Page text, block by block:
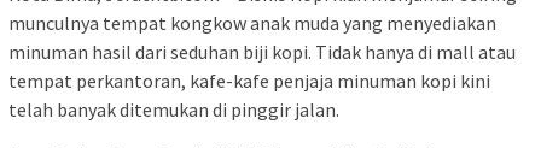
munculnya tempat kongkow anak muda yang menyediakan
minuman hasil dari seduhan biji kopi. Tidak hanya di mall atau
tempat perkantoran, kafe-kafe penjaja minuman kopi kini
telah banyak ditemukan di pinggir jalan.